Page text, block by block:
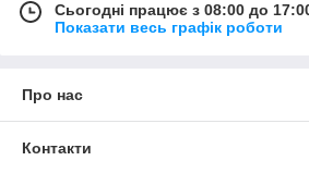
Сьогодні працює з 08:00 до
Показати весь графік роботи
Про нас
Контакти